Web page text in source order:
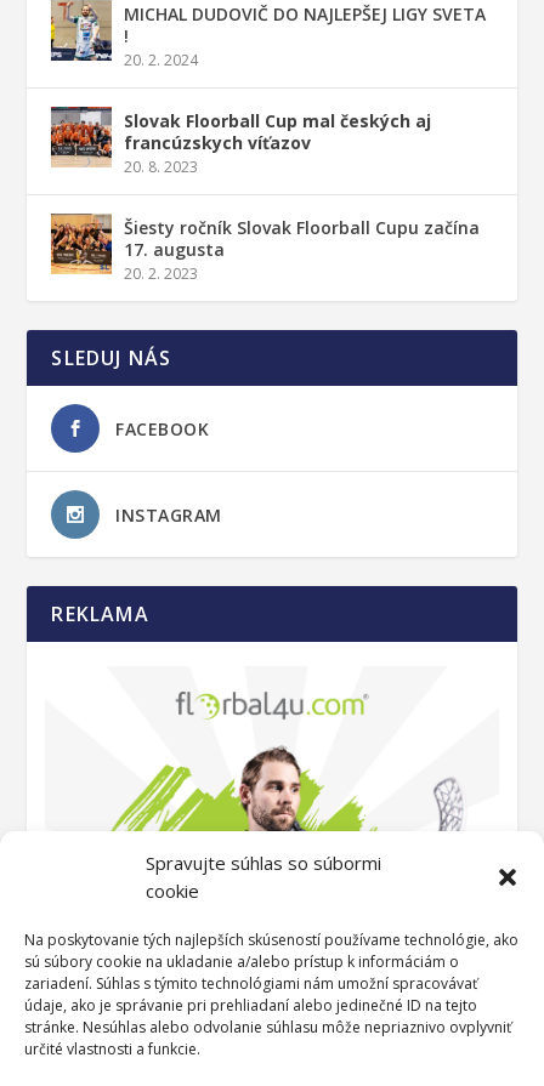
Spravujte súhlas so súbormi
cookie
Na poskytovanie tých najlepších skúseností používame technológie, ako
sú súbory cookie na ukladanie a/alebo prístup k informáciám o
zariadení. Súhlas s týmito technológiami nám umožní spracovávať
údaje, ako je správanie pri prehliadaní alebo jedinečné ID na tejto
stránke. Nesúhlas alebo odvolanie súhlasu môže nepriaznivo ovplyvniť
určité vlastnosti a funkcie.
MICHAL DUDOVIČ DO NAJLEPŠEJ LIGY SVETA
!
20. 2. 2024
Slovak Floorball Cup mal českých aj
francúzskych víťazov
20. 8. 2023
Šiesty ročník Slovak Floorball Cupu začína
17. augusta
20. 2. 2023
SLEDUJ NÁS
FACEBOOK
INSTAGRAM
REKLAMA